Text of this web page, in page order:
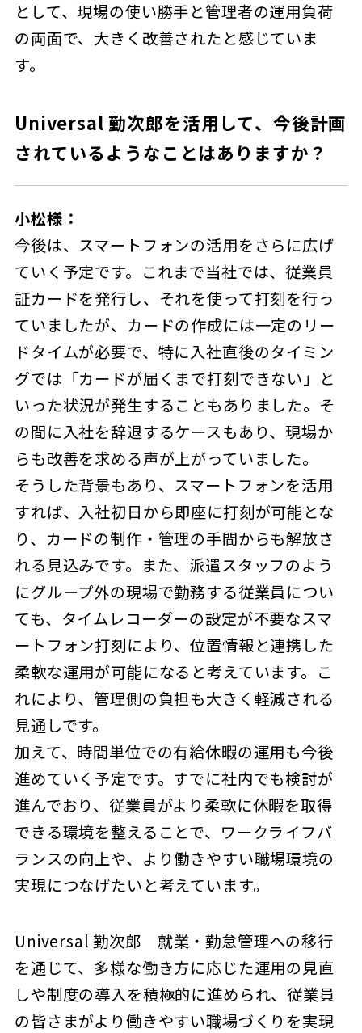
として、現場の使い勝手と管理者の運用負荷
の両面で、大きく改善されたと感じていま
す。
Universal 勤次郎を活用して、今後計画
されているようなことはありますか？
小松様：
今後は、スマートフォンの活用をさらに広げ
ていく予定です。これまで当社では、従業員
証カードを発行し、それを使って打刻を行っ
ていましたが、カードの作成には一定のリー
ドタイムが必要で、特に入社直後のタイミン
グでは「カードが届くまで打刻できない」と
いった状況が発生することもありました。そ
の間に入社を辞退するケースもあり、現場か
らも改善を求める声が上がっていました。
そうした背景もあり、スマートフォンを活用
すれば、入社初日から即座に打刻が可能とな
り、カードの制作・管理の手間からも解放さ
れる見込みです。また、派遣スタッフのよう
にグループ外の現場で勤務する従業員につい
ても、タイムレコーダーの設定が不要なスマ
ートフォン打刻により、位置情報と連携した
柔軟な運用が可能になると考えています。こ
れにより、管理側の負担も大きく軽減される
見通しです。
加えて、時間単位での有給休暇の運用も今後
進めていく予定です。すでに社内でも検討が
進んでおり、従業員がより柔軟に休暇を取得
できる環境を整えることで、ワークライフバ
ランスの向上や、より働きやすい職場環境の
実現につなげたいと考えています。
Universal 勤次郎 就業・勤怠管理への移行
を通じて、多様な働き方に応じた運用の見直
しや制度の導入を積極的に進められ、従業員
の皆さまがより働きやすい職場づくりを実現